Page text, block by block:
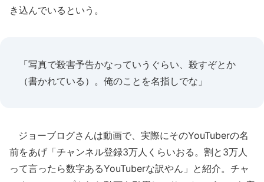
き込んでいるという。
「写真で殺害予告かなっていうぐらい、殺すぞとか
（書かれている）。俺のことを名指しでな」
ジョーブログさんは動画で、実際にそのYouTuberの名
前をあげ「チャンネル登録3万人くらいおる。割と3万人
って言ったら数字あるYouTuberな訳やん」と紹介。チャ